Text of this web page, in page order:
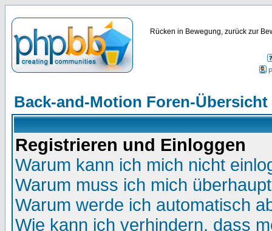
Rücken in Bewegung, zurück zur
Back-and-Motion Foren-Übersicht
Registrieren und Einloggen
Warum kann ich mich nicht
Warum muss ich mich
Warum werde ich automatisch
Wie kann ich verhindern, dass